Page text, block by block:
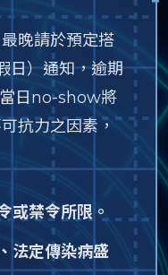
晚請於預定搭
日）通知，逾期
日no-show將
抗力之因素，
或禁令所限。
法定傳染病盛